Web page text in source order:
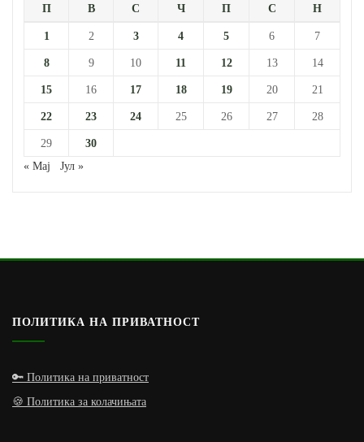
П В С Ч П С Н
1 2 3 4 5 6 7
8 9 10 11 12 13 14
15 16 17 18 19 20 21
22 23 24 25 26 27 28
29
30
« Мај
Јул »
ПОЛИТИКА НА ПРИВАТНОСТ
🔑 Политика на приватност
🍪 Политика за колачињата